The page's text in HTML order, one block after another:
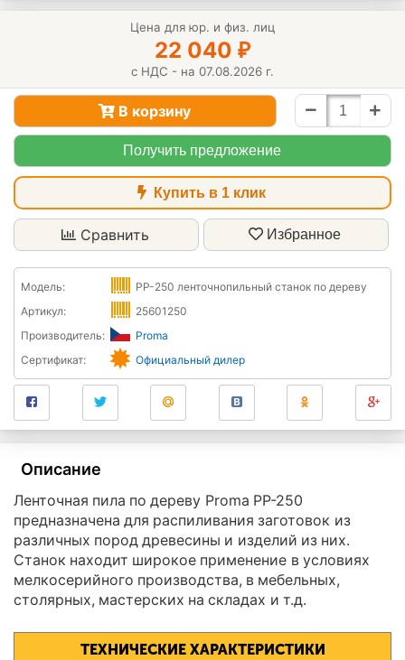
Цена для юр. и физ. лиц
22 040 ₽
с НДС - на 07.08.2026 г.
В корзину
Получить предложение
Купить в 1 клик
Сравнить Избранное
Модель:
PP-250 ленточнопильный станок по дереву
Артикул:
25601250
Производитель:
Proma
Сертификат:
Официальный дилер
Описание
Ленточная пила по дереву Proma PP-250
предназначена для распиливания заготовок из
различных пород древесины и изделий из них.
Станок находит широкое применение в условиях
мелкосерийного производства, в мебельных,
столярных, мастерских на складах и т.д.
ТЕХНИЧЕСКИЕ ХАРАКТЕРИСТИКИ